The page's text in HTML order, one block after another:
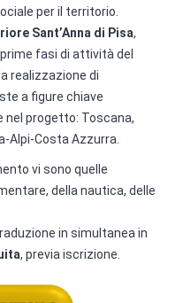
per il territorio.
Sant’Anna di Pisa,
fasi di attività del
realizzazione di
a figure chiave
nel progetto: Toscana,
Alpi-Costa Azzurra.
vi sono quelle
della nautica, delle
in simultanea in
, previa iscrizione.